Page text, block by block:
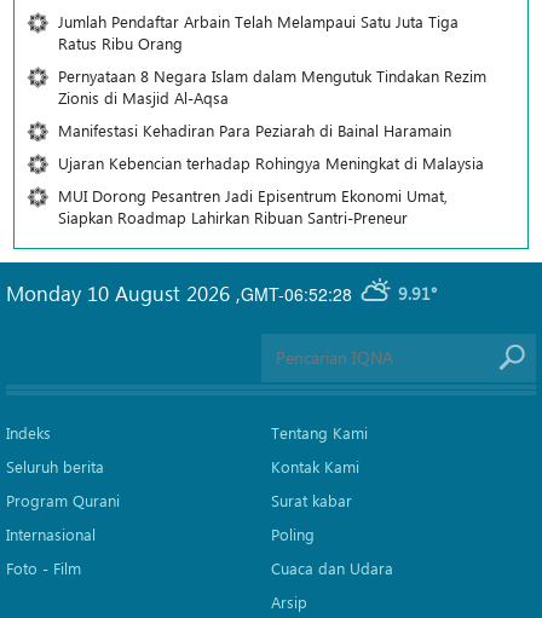
Jumlah Pendaftar Arbain Telah Melampaui Satu Juta Tiga
Ratus Ribu Orang
Pernyataan 8 Negara Islam dalam Mengutuk Tindakan Rezim
Zionis di Masjid Al-Aqsa
Manifestasi Kehadiran Para Peziarah di Bainal Haramain
Ujaran Kebencian terhadap Rohingya Meningkat di Malaysia
MUI Dorong Pesantren Jadi Episentrum Ekonomi Umat,
Siapkan Roadmap Lahirkan Ribuan Santri-Preneur
GMT-06:52:28 9.91°
Monday 10 August 2026 ,
Indeks
Seluruh berita
Program Qurani
Internasional
Foto - Film
Tentang Kami
Kontak Kami
Surat kabar
Poling
Cuaca dan Udara
Arsip